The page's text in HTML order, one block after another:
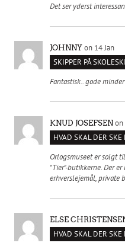
Det ser yderst
JOHNNY on 14 Jan
SKIPPER PÅ
Fantastisk.. gode
KNUD JOSEFSEN on
HVAD SKAL DER SKE
Orlogsmuseet er solgt
"Tier"-butikkerne. Der
erhverslejemål, private
ELSE
HVAD SKAL DER SKE